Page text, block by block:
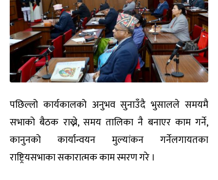
पछिल्लो कार्यकालको अनुभव सुनाउँदै भुसालले समयमै
सभाको बैठक राख्ने, समय तालिका नै बनाएर काम गर्ने,
कानुनको कार्यान्वयन मुल्यांकन गर्नेलगायतका
राष्ट्रियसभाका सकारात्मक काम स्मरण गरे ।